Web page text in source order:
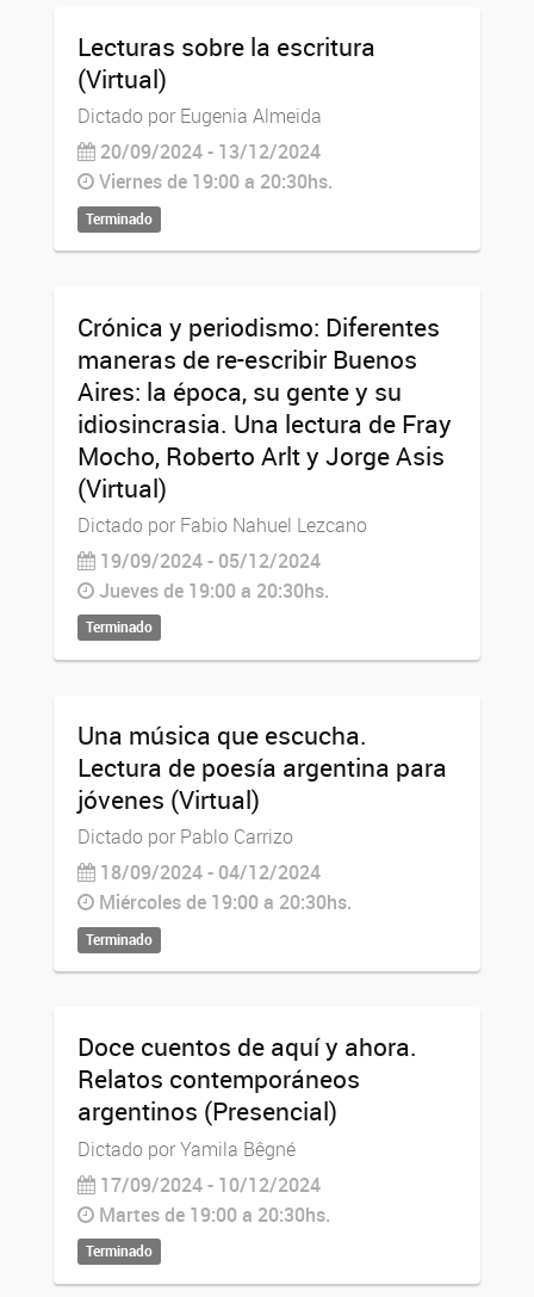
Lecturas sobre la escritura
(Virtual)
Dictado por Eugenia Almeida
20/09/2024 - 13/12/2024
Viernes de 19:00 a 20:30hs.
Terminado
Crónica y periodismo: Diferentes
maneras de re-escribir Buenos
Aires: la época, su gente y su
idiosincrasia. Una lectura de Fray
Mocho, Roberto Arlt y Jorge Asis
(Virtual)
Dictado por Fabio Nahuel Lezcano
19/09/2024 - 05/12/2024
Jueves de 19:00 a 20:30hs.
Terminado
Una música que escucha.
Lectura de poesía argentina para
jóvenes (Virtual)
Dictado por Pablo Carrizo
18/09/2024 - 04/12/2024
Miércoles de 19:00 a 20:30hs.
Terminado
Doce cuentos de aquí y ahora.
Relatos contemporáneos
argentinos (Presencial)
Dictado por Yamila Bêgné
17/09/2024 - 10/12/2024
Martes de 19:00 a 20:30hs.
Terminado